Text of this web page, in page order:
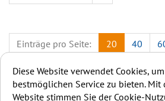
Einträge pro Seite: 20 40
Diese Website verwendet Cookies,
bestmöglichen Service zu bieten. Mit
Website stimmen Sie der Cookie-